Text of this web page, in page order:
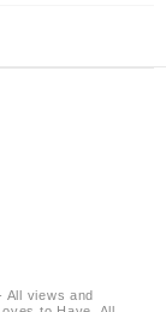
All views and